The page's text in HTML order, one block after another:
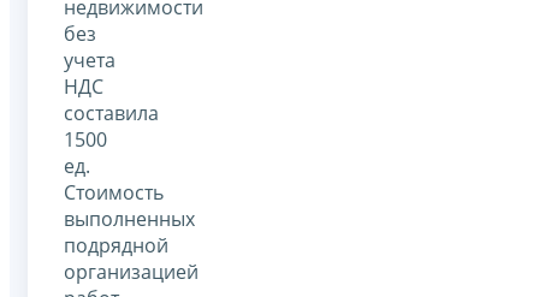
недвижимости
без
учета
НДС
составила
1500
ед.
Стоимость
выполненных
подрядной
организацией